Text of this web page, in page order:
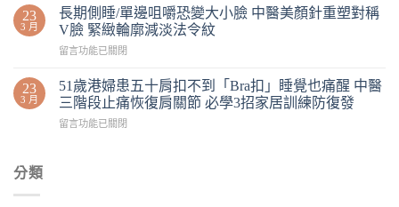
23
3 月
長期側睡/單邊咀嚼恐變大小臉 中醫美顏針重塑對稱
V臉 緊緻輪廓減淡法令紋
留言功能已關閉
23
3 月
51歲港婦患五十肩扣不到「Bra扣」睡覺也痛醒 中醫
三階段止痛恢復肩關節 必學3招家居訓練防復發
留言功能已關閉
分類